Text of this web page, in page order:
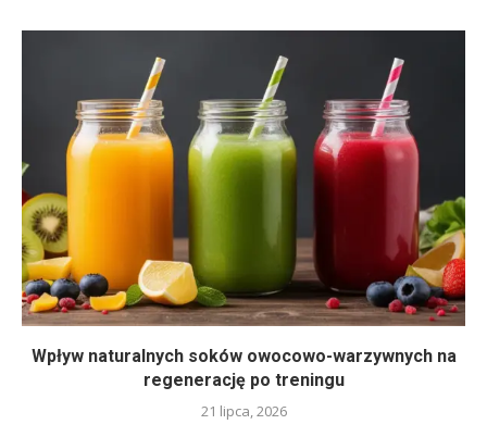
Wpływ naturalnych soków owocowo-warzywnych na
regenerację po treningu
21 lipca, 2026